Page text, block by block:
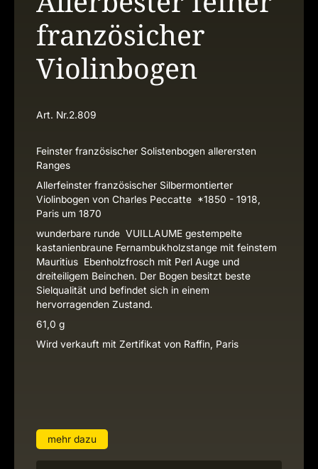
französicher
Violinbogen
Art. Nr.2.809
Feinster französischer Solistenbogen allerersten
Ranges
Allerfeinster französischer Silbermontierter
Violinbogen von Charles Peccatte *1850 - 1918,
Paris um 1870
wunderbare runde VUILLAUME gestempelte
kastanienbraune Fernambukholzstange mit feinstem
Mauritius Ebenholzfrosch mit Perl Auge und
dreiteiligem Beinchen. Der Bogen besitzt beste
Sielqualität und befindet sich in einem
hervorragenden Zustand.
61,0 g
Wird verkauft mit Zertifikat von Raffin, Paris
mehr dazu